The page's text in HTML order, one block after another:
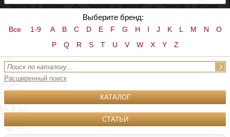
Выберите бренд:
Все 1-9 A B C D E F G H I J K L M N
O
P
Q R S T U V W X Y Z
Расширенный поиск
КАТАЛОГ
СТАТЬИ